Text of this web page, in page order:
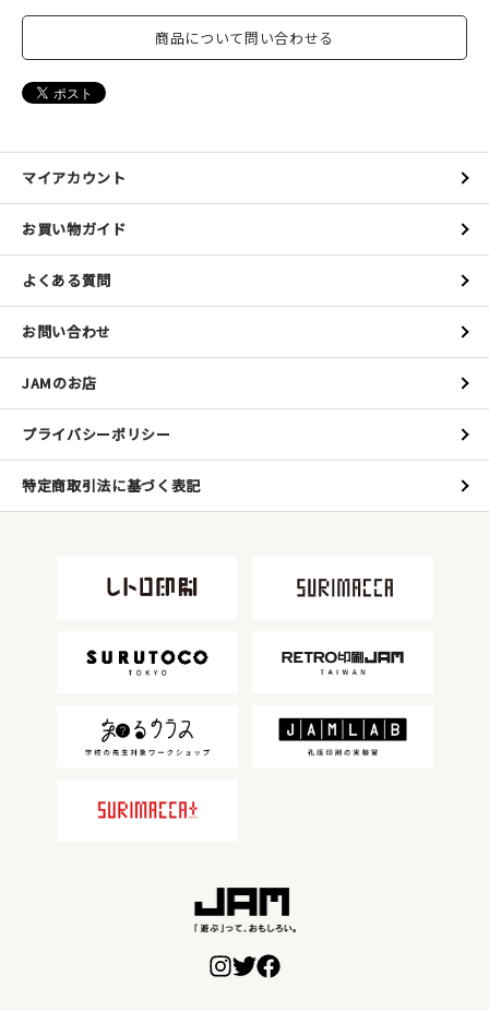
商品について問い合わせる
マイアカウント
お買い物ガイド
よくある質問
お問い合わせ
JAMのお店
プライバシーポリシー
特定商取引法に基づく表記